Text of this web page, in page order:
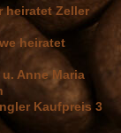
heiratet Zeller
heiratet
Anne Maria
Kaufpreis 3